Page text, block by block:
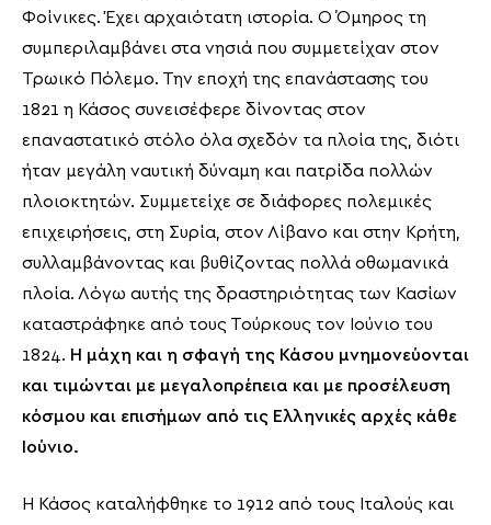
Φοίνικες. Έχει αρχαιότατη ιστορία. Ο Όμηρος τη
συμπεριλαμβάνει στα νησιά που συμμετείχαν στον
Τρωικό Πόλεμο. Την εποχή της επανάστασης του
1821 η Κάσος συνεισέφερε δίνοντας στον
επαναστατικό στόλο όλα σχεδόν τα πλοία της, διότι
ήταν μεγάλη ναυτική δύναμη και πατρίδα πολλών
πλοιοκτητών. Συμμετείχε σε διάφορες πολεμικές
επιχειρήσεις, στη Συρία, στον Λίβανο και στην Κρήτη,
συλλαμβάνοντας και βυθίζοντας πολλά οθωμανικά
πλοία. Λόγω αυτής της δραστηριότητας των Κασίων
καταστράφηκε από τους Τούρκους τον Ιούνιο του
1824. Η μάχη και η σφαγή της Κάσου μνημονεύονται
και τιμώνται με μεγαλοπρέπεια και με προσέλευση
κόσμου και επισήμων από τις Ελληνικές αρχές κάθε
Ιούνιο.
Η Κάσος καταλήφθηκε το 1912 από τους Ιταλούς και